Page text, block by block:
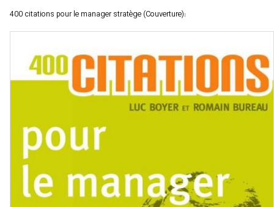
400 citations pour le manager stratège (Couverture):